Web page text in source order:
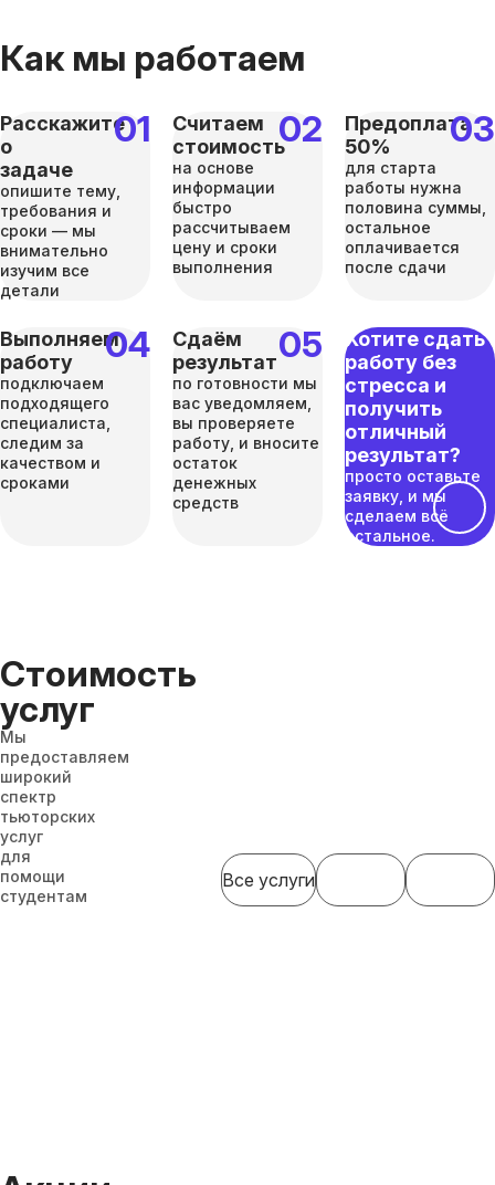
Как мы работаем
Расскажите
о
задаче
опишите тему,
требования и
сроки — мы
внимательно
изучим все
детали
Считаем
стоимость
на основе
информации
быстро
рассчитываем
цену и сроки
выполнения
Предоплата
50%
для старта
работы нужна
половина суммы,
остальное
оплачивается
после сдачи
Выполняем
работу
подключаем
подходящего
специалиста,
следим за
качеством и
сроками
Сдаём
результат
по готовности мы
вас уведомляем,
вы проверяете
работу, и вносите
остаток
денежных
средств
Хотите сдать
работу без
стресса и
получить
отличный
результат?
просто оставьте
заявку, и мы
сделаем всё
остальное.
Стоимость
услуг
Мы
предоставляем
широкий
спектр
тьюторских
услуг
для
помощи
студентам
Все услуги